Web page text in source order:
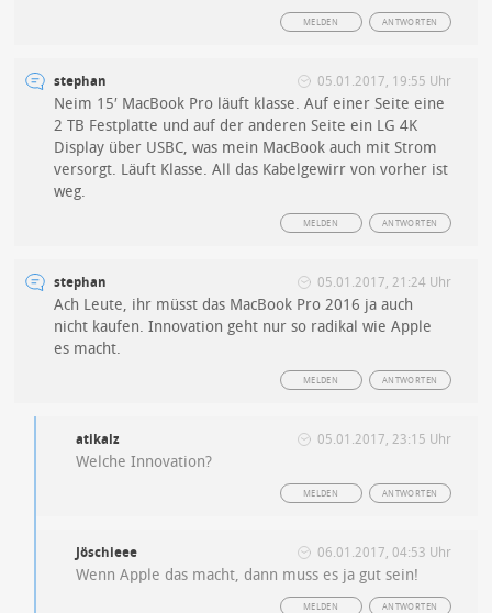
ANTWORTEN
MELDEN
stephan 05.01.2017, 19:55 Uhr
Neim 15′ MacBook Pro läuft klasse. Auf einer Seite eine
2 TB Festplatte und auf der anderen Seite ein LG 4K
Display über USBC, was mein MacBook auch mit Strom
versorgt. Läuft Klasse. All das Kabelgewirr von vorher ist
weg.
ANTWORTEN
MELDEN
stephan 05.01.2017, 21:24 Uhr
Ach Leute, ihr müsst das MacBook Pro 2016 ja auch
nicht kaufen. Innovation geht nur so radikal wie Apple
es macht.
ANTWORTEN
MELDEN
atikalz 05.01.2017, 23:15 Uhr
Welche Innovation?
ANTWORTEN
MELDEN
Jöschieee 06.01.2017, 04:53 Uhr
Wenn Apple das macht, dann muss es ja gut sein!
ANTWORTEN
MELDEN